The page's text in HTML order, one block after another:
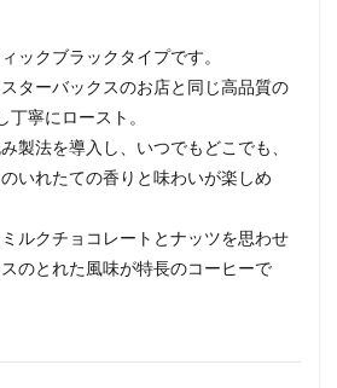
ックブラックタイプです。
ターバックスのお店と同じ高品質の
寧にロースト。
製法を導入し、いつでもどこでも、
いれたての香りと味わいが楽しめ
ルクチョコレートとナッツを思わせ
のとれた風味が特長のコーヒーで